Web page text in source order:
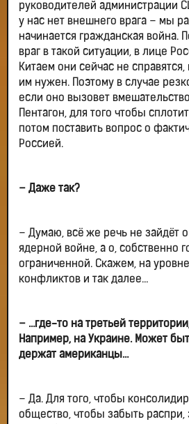
руководителей администрации
у нас нет внешнего врага – мы
начинается гражданская война.
враг в такой ситуации, в лице
Китаем они сейчас не
им нужен. Поэтому в случае
если оно вызовет
Пентагон, для того чтобы
потом поставить вопрос о
Россией.
– Даже так?
– Думаю, всё же речь не зайдёт
ядерной войне, а о, собственно
ограниченной. Скажем, на
конфликтов и так далее…
– …где-то на третьей
Например, на Украине. Может
держат американцы…
– Да. Для того, чтобы
общество, чтобы забыть распри,